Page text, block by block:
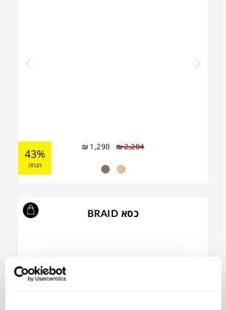
₪2,284
₪ 1,290
43%
הנחה
כסא BRAID